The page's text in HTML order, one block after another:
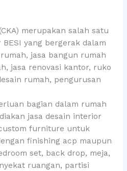
merupakan salah satu
yang bergerak dalam
jasa bangun rumah
jasa renovasi kantor, ruko
rumah, pengurusan
bagian dalam rumah
jasa desain interior
furniture untuk
finishing acp maupun
set, back drop, meja,
ruangan, partisi